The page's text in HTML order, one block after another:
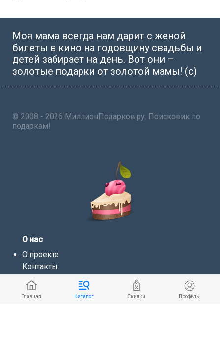
Моя мама всегда нам дарит с женой
билеты в кино на годовщину свадьбы и
детей забирает на день. Вот они –
золотые подарки от золотой мамы! (с)
© 2008 - 2026 МиллионПодарков.ру. Поисковик по
подаркам!
О нас
О проекте
Контакты
Как попасть к нам в каталог?
Блог
Главная Каталог Скидки Профиль